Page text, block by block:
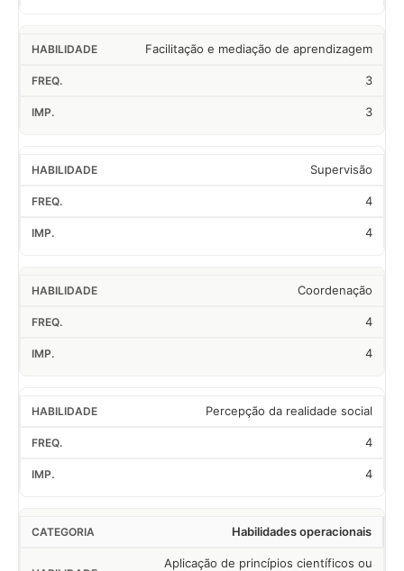
Facilitação e mediação de aprendizagem
3
3
Supervisão
4
4
Coordenação
4
4
Percepção da realidade social
4
4
Habilidades operacionais
Aplicação de princípios científicos ou